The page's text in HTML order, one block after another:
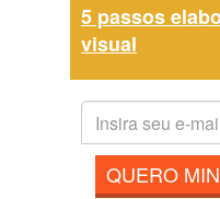
5 passos
visual
QUERO